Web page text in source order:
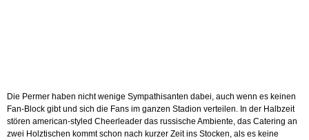
Die Permer haben nicht wenige Sympathisanten dabei, auch wenn es keinen
Fan-Block gibt und sich die Fans im ganzen Stadion verteilen. In der Halbzeit
stören american-styled Cheerleader das russische Ambiente, das Catering an
zwei Holztischen kommt schon nach kurzer Zeit ins Stocken, als es keine